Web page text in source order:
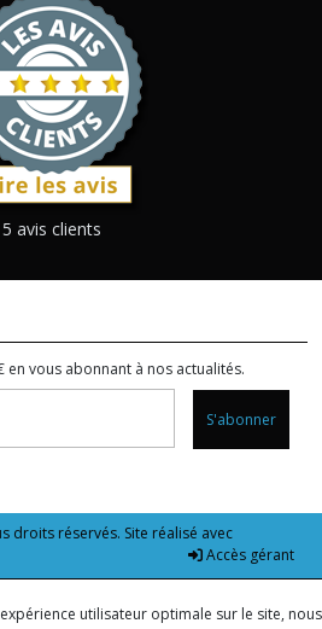
5 avis clients
en vous abonnant à nos actualités.
S'abonner
droits réservés. Site réalisé avec
Accès gérant
utilisateur optimale sur le site, nous